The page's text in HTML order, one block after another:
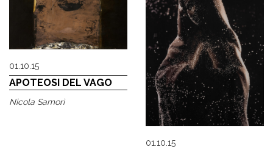
01.10.15
APOTEOSI DEL VAGO
Nicola Samorì
01.10.15